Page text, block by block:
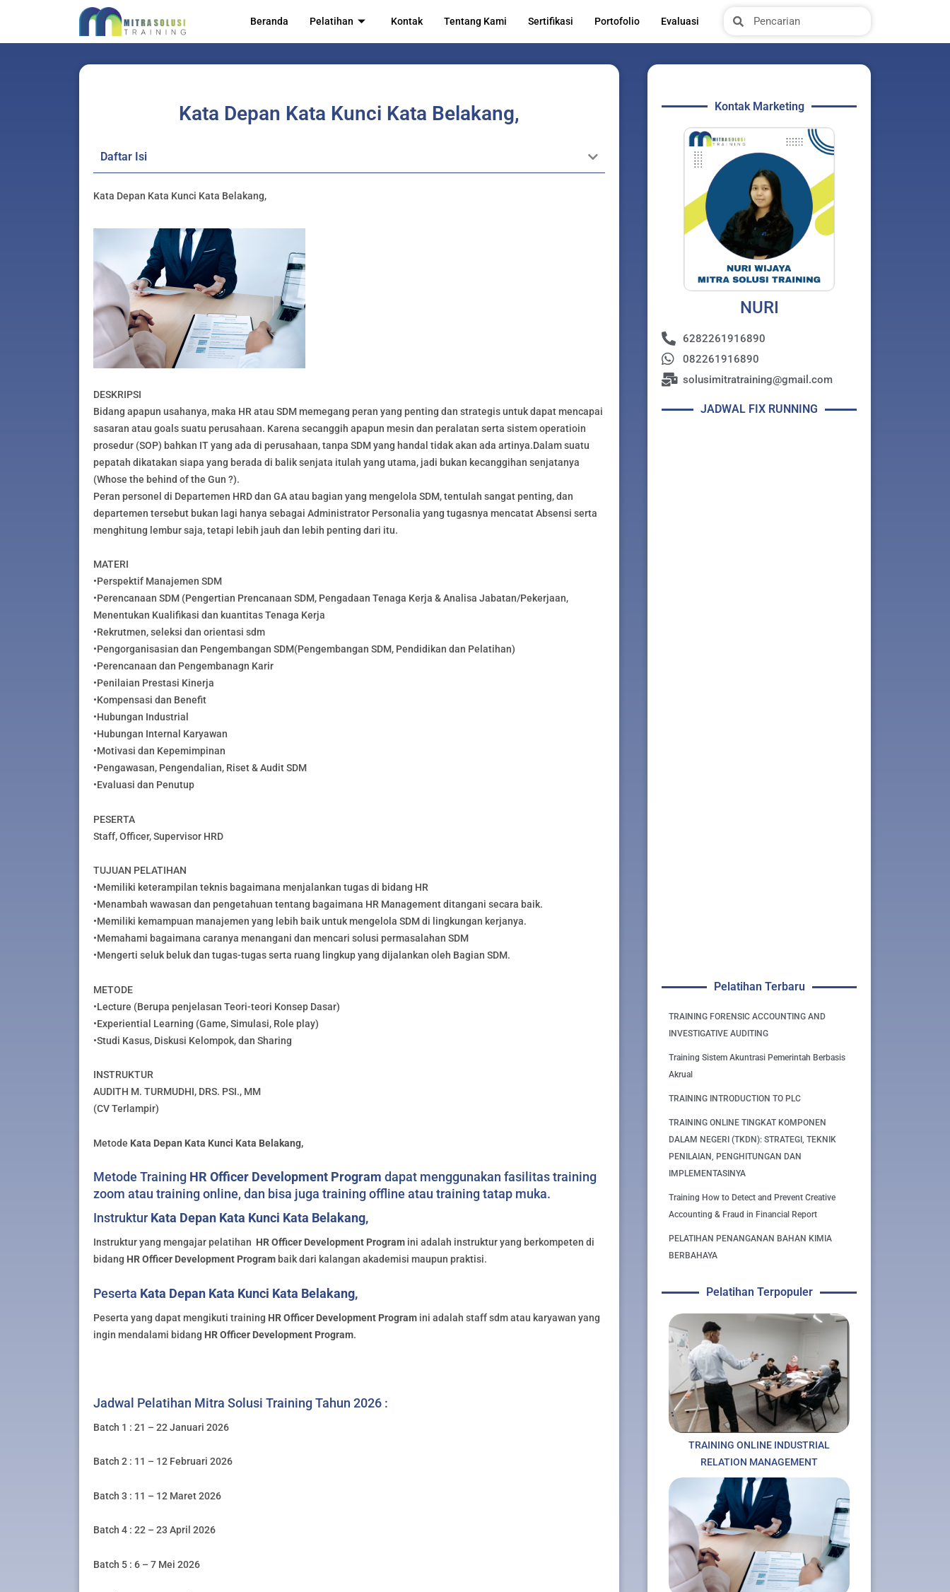
konten
Beranda Pelatihan Kontak Tentang Kami Sertifikasi Portofolio Evaluasi SearchSearch
Kata Depan Kata Kunci Kata Belakang,
Daftar Isi
Kata Depan Kata Kunci Kata Belakang,
DESKRIPSI
Bidang apapun usahanya, maka HR atau SDM memegang peran yang penting dan strategis untuk dapat mencapai
sasaran atau goals suatu perusahaan. Karena secanggih apapun mesin dan peralatan serta sistem operatioin
prosedur (SOP) bahkan IT yang ada di perusahaan, tanpa SDM yang handal tidak akan ada artinya.Dalam suatu
pepatah dikatakan siapa yang berada di balik senjata itulah yang utama, jadi bukan kecanggihan senjatanya
(Whose the behind of the Gun ?).
Peran personel di Departemen HRD dan GA atau bagian yang mengelola SDM, tentulah sangat penting, dan
departemen tersebut bukan lagi hanya sebagai Administrator Personalia yang tugasnya mencatat Absensi serta
menghitung lembur saja, tetapi lebih jauh dan lebih penting dari itu.
MATERI
•Perspektif Manajemen SDM
•Perencanaan SDM (Pengertian Prencanaan SDM, Pengadaan Tenaga Kerja & Analisa Jabatan/Pekerjaan,
Menentukan Kualifikasi dan kuantitas Tenaga Kerja
•Rekrutmen, seleksi dan orientasi sdm
•Pengorganisasian dan Pengembangan SDM(Pengembangan SDM, Pendidikan dan Pelatihan)
•Perencanaan dan Pengembanagn Karir
•Penilaian Prestasi Kinerja
•Kompensasi dan Benefit
•Hubungan Industrial
•Hubungan Internal Karyawan
•Motivasi dan Kepemimpinan
•Pengawasan, Pengendalian, Riset & Audit SDM
•Evaluasi dan Penutup
PESERTA
Staff, Officer, Supervisor HRD
TUJUAN PELATIHAN
•Memiliki keterampilan teknis bagaimana menjalankan tugas di bidang HR
•Menambah wawasan dan pengetahuan tentang bagaimana HR Management ditangani secara baik.
•Memiliki kemampuan manajemen yang lebih baik untuk mengelola SDM di lingkungan kerjanya.
•Memahami bagaimana caranya menangani dan mencari solusi permasalahan SDM
•Mengerti seluk beluk dan tugas-tugas serta ruang lingkup yang dijalankan oleh Bagian SDM.
METODE
•Lecture (Berupa penjelasan Teori-teori Konsep Dasar)
•Experiential Learning (Game, Simulasi, Role play)
•Studi Kasus, Diskusi Kelompok, dan Sharing
INSTRUKTUR
AUDITH M. TURMUDHI, DRS. PSI., MM
(CV Terlampir)
Metode Kata Depan Kata Kunci Kata Belakang,
Metode Training HR Officer Development Program dapat menggunakan fasilitas training
zoom atau training online, dan bisa juga training offline atau training tatap muka.
InstrukturKata Depan Kata Kunci Kata Belakang,
Instruktur yang mengajar pelatihan HR Officer Development Program ini adalah instruktur yang berkompeten di
bidang HR Officer Development Program baik dari kalangan akademisi maupun praktisi.
Peserta Kata Depan Kata Kunci Kata Belakang,
Peserta yang dapat mengikuti training HR Officer Development Program ini adalah staff sdm atau karyawan yang
ingin mendalami bidang HR Officer Development Program.
Jadwal Pelatihan Mitra Solusi Training Tahun 2026 :
Batch 1 : 21 – 22 Januari 2026
Batch 2 : 11 – 12 Februari 2026
Batch 3 : 11 – 12 Maret 2026
Batch 4 : 22 – 23 April 2026
Batch 5 : 6 – 7 Mei 2026
Kontak Marketing
NURI
6282261916890
082261916890
solusimitratraining@gmail.com
JADWAL FIX RUNNING
Pelatihan Terbaru
TRAINING FORENSIC ACCOUNTING AND
INVESTIGATIVE AUDITING
Training Sistem Akuntrasi Pemerintah Berbasis
Akrual
TRAINING INTRODUCTION TO PLC
TRAINING ONLINE TINGKAT KOMPONEN
DALAM NEGERI (TKDN): STRATEGI, TEKNIK
PENILAIAN, PENGHITUNGAN DAN
IMPLEMENTASINYA
Training How to Detect and Prevent Creative
Accounting & Fraud in Financial Report
PELATIHAN PENANGANAN BAHAN KIMIA
BERBAHAYA
Pelatihan Terpopuler
TRAINING ONLINE INDUSTRIAL
RELATION MANAGEMENT